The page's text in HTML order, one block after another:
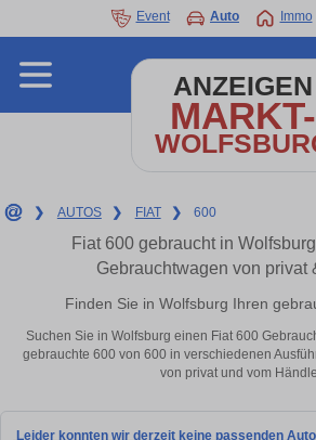
Event Auto Immo
ANZEIGEN
MARKT-
❯ AUTOS ❯ FIAT ❯ 600
Fiat 600 gebraucht in
Gebrauchtwagen von privat
Finden Sie in Wolfsburg Ihren
Suchen Sie in Wolfsburg einen Fiat 600
gebrauchte 600 von 600 in verschiedenen
von privat und vom
Leider konnten wir derzeit keine passenden